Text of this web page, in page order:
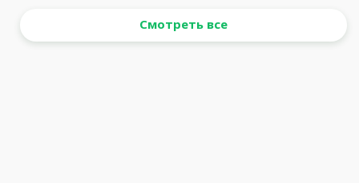
Смотреть все